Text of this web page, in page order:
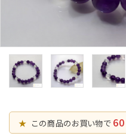
9月誕
11月誕
12月誕
配送・送料について
プライバシーポリシー
★ この商品のお買い物で 60